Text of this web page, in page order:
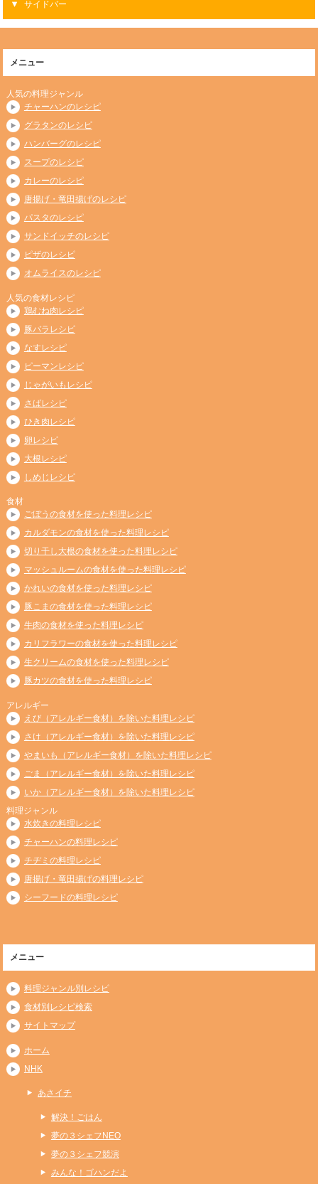
サイドバー
メニュー
人気の料理ジャンル
チャーハンのレシピ
グラタンのレシピ
ハンバーグのレシピ
スープのレシピ
カレーのレシピ
唐揚げ・竜田揚げのレシピ
パスタのレシピ
サンドイッチのレシピ
ピザのレシピ
オムライスのレシピ
人気の食材レシピ
鶏むね肉レシピ
豚バラレシピ
なすレシピ
ピーマンレシピ
じゃがいもレシピ
さばレシピ
ひき肉レシピ
卵レシピ
大根レシピ
しめじレシピ
食材
ごぼうの食材を使った料理レシピ
カルダモンの食材を使った料理レシピ
切り干し大根の食材を使った料理レシピ
マッシュルームの食材を使った料理レシピ
かれいの食材を使った料理レシピ
豚こまの食材を使った料理レシピ
牛肉の食材を使った料理レシピ
カリフラワーの食材を使った料理レシピ
生クリームの食材を使った料理レシピ
豚カツの食材を使った料理レシピ
アレルギー
えび（アレルギー食材）を除いた料理レシピ
さけ（アレルギー食材）を除いた料理レシピ
やまいも（アレルギー食材）を除いた料理レシピ
ごま（アレルギー食材）を除いた料理レシピ
いか（アレルギー食材）を除いた料理レシピ
料理ジャンル
水炊きの料理レシピ
チャーハンの料理レシピ
チヂミの料理レシピ
唐揚げ・竜田揚げの料理レシピ
シーフードの料理レシピ
メニュー
料理ジャンル別レシピ
食材別レシピ検索
サイトマップ
ホーム
NHK
あさイチ
解決！ごはん
夢の３シェフNEO
夢の３シェフ競演
みんな！ゴハンだよ